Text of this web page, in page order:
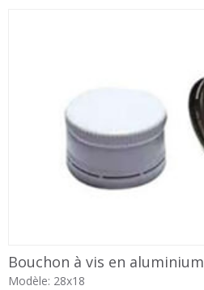
Bouchon à vis en aluminium
Modèle: 28x18